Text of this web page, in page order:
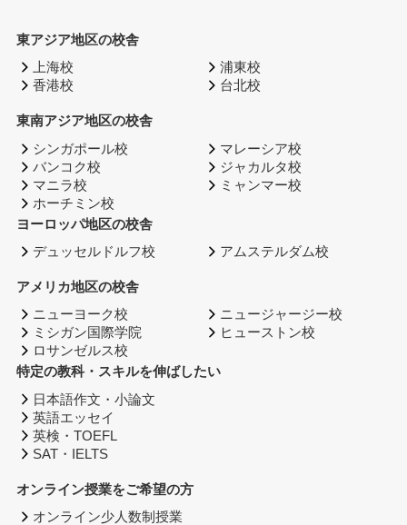
東アジア地区の校舎
上海校
香港校
浦東校
台北校
東南アジア地区の校舎
シンガポール校
バンコク校
マニラ校
ホーチミン校
マレーシア校
ジャカルタ校
ミャンマー校
ヨーロッパ地区の校舎
デュッセルドルフ校
アムステルダム校
アメリカ地区の校舎
ニューヨーク校
ミシガン国際学院
ロサンゼルス校
ニュージャージー校
ヒューストン校
特定の教科・スキルを伸ばしたい
日本語作文・小論文
英語エッセイ
英検・TOEFL
SAT・IELTS
オンライン授業をご希望の方
オンライン少人数制授業